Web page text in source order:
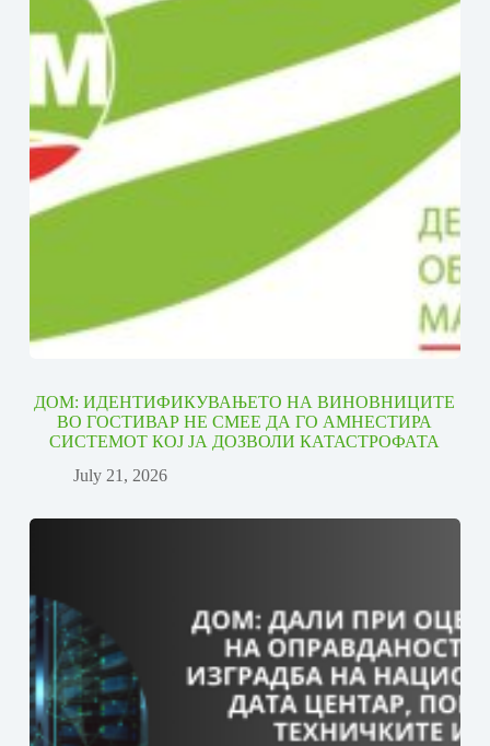
ДОМ: ИДЕНТИФИКУВАЊЕТО НА ВИНОВНИЦИТЕ
ВО ГОСТИВАР НЕ СМЕЕ ДА ГО АМНЕСТИРА
СИСТЕМОТ КОЈ ЈА ДОЗВОЛИ КАТАСТРОФАТА
July 21, 2026